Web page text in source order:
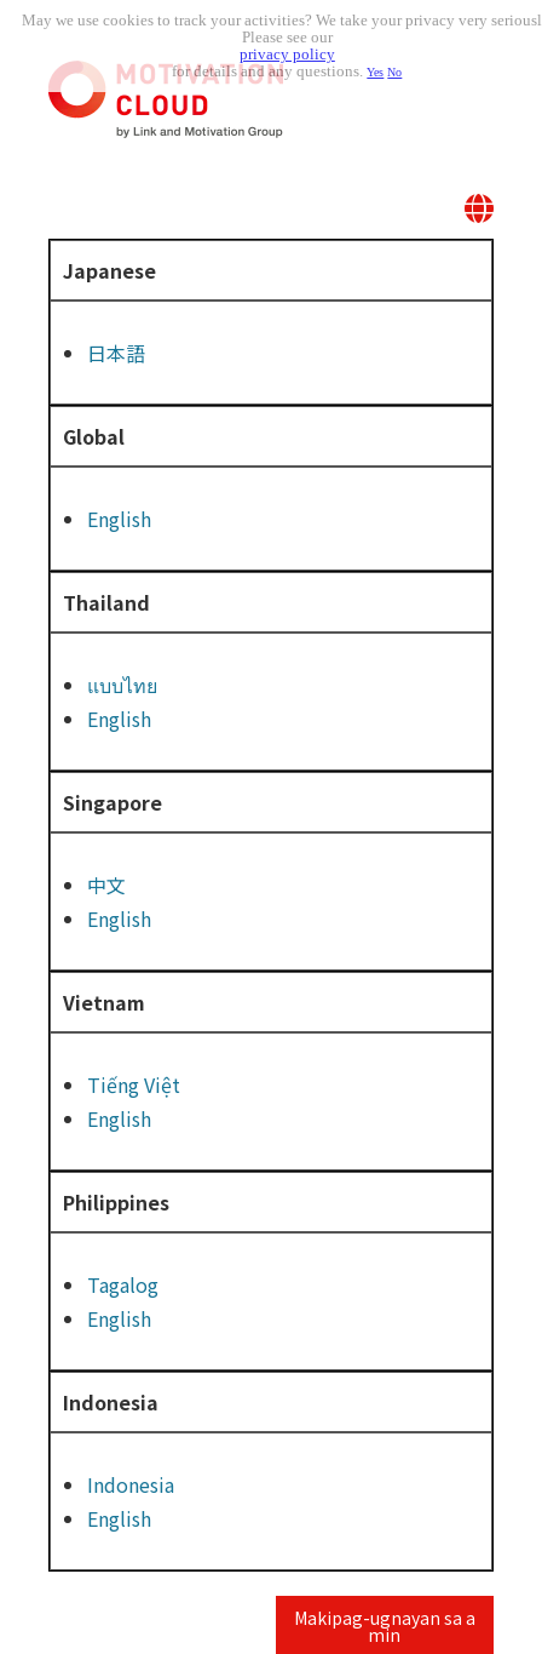
Japanese
日本語
Global
English
Thailand
แบบไทย
English
Singapore
中文
English
Vietnam
Tiếng Việt
English
Philippines
Tagalog
English
Indonesia
Indonesia
English
Makipag-ugnayan sa a
min
May we use cookies to track your activities? We take your privacy very
Please see our
privacy policy
for details and any questions.Yes No